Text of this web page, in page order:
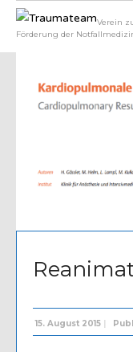
Verein
Förderung der
15. August 2015